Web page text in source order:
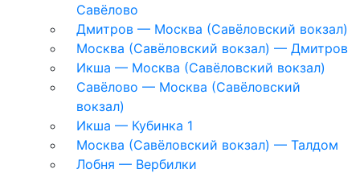
Савёлово
Дмитров — Москва (Савёловский вокзал)
Москва (Савёловский вокзал) — Дмитров
Икша — Москва (Савёловский вокзал)
Савёлово — Москва (Савёловский
вокзал)
Икша — Кубинка 1
Москва (Савёловский вокзал) — Талдом
Лобня — Вербилки